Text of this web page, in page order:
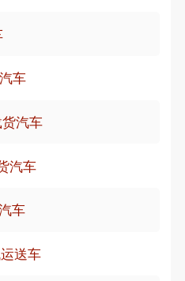
车
汽车
汽车
车
送车